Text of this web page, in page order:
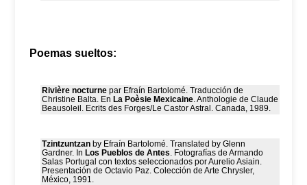
Poemas sueltos:
Rivière nocturnepar Efraín Bartolomé. Traducción de
Christine Balta. En La Poèsie Mexicaine. Anthologie de Claude
Beausoleil. Ecrits des Forges/Le Castor Astral. Canada, 1989.
Tzintzuntzanby Efraín Bartolomé. Translated by Glenn
Gardner. In Los Pueblos de Antes. Fotografías de Armando
Salas Portugal con textos seleccionados por Aurelio Asiain.
Presentación de Octavio Paz. Colección de Arte Chrysler,
México, 1991.